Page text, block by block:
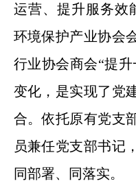
运营、提升服务效
环境保护产业协会
行业协会商会“提
变化，是实现了党
合。依托原有党支
员兼任党支部书记
同部署、同落实。